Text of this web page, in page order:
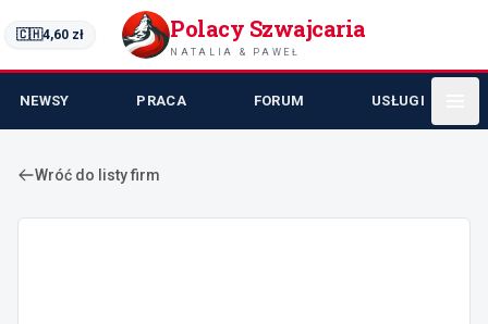
🇨🇭4,60 zł Polacy Szwajcaria
NATALIA & PAWEŁ
NEWSY PRACA FORUM USŁUGI
Wróć do listy firm